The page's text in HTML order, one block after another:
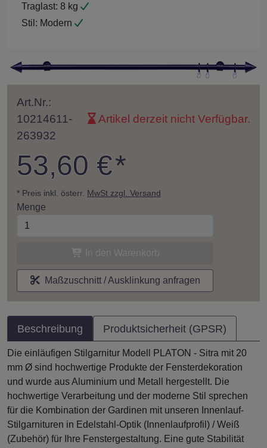
Traglast: 8 kg
Stil: Modern
Art.Nr.:
10214611-
263932
Artikel derzeit nicht Verfügbar.
53,60 €*
* Preis inkl. österr. MwSt zzgl. Versand
Menge
Maßzuschnitt / Ausklinkung anfragen
Beschreibung Produktsicherheit (GPSR)
Die einläufigen Stilgarnitur Modell PLATON - Sitra mit 20
mm Ø sind hochwertige Produkte der Fensterdekoration
und wurde aus Aluminium und Metall hergestellt. Die
hochwertige Verarbeitung und der moderne Stil sprechen
für die Kombination der Gardinen mit unseren Innenlauf-
Stilgarnituren in Edelstahl-Optik (Innenlaufprofil) / Weiß
(Zubehör) für Ihre Fenstergestaltung. Eine gute Stabilität